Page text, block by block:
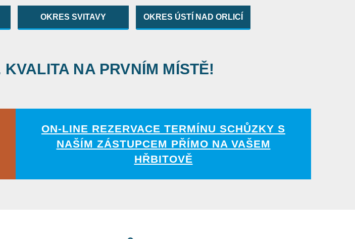
OKRES SVITAVY OKRES ÚSTÍ NAD ORLICÍ
NA PRVNÍM MÍSTĚ!
ON-LINE REZERVACE TERMÍNU SCHŮZKY S
NAŠÍM ZÁSTUPCEM PŘÍMO NA VAŠEM
HŘBITOVĚ